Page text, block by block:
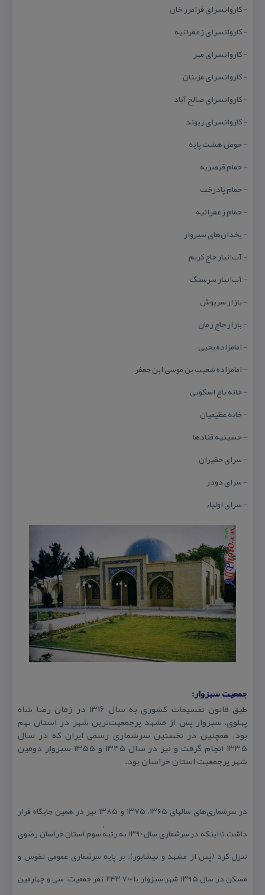
- كاروانسرای فرامرز خان
- كاروانسرای زعفرانیه
- كاروانسرای مهر
- كاروانسرای مزینان
- كاروانسرای صالح آباد
- كاروانسرای ریوند
- حوض هشت پایه
- حمام قیصریه
- حمام پادرخت
- حمام زعفرانیه
- یخدان‌های سبزوار
- آب‌انبار حاج كریم
- آب‌انبار سرسنگ
- بازار سرپوش
- بازار حاج زمان
- امامزاده یحیی
- امامزاده شعیب بن موسی ابن جعفر
- خانه باغ اسكویی
- خانه عظیمیان
- حسینیه قنادها
- سرای حقیران
- سرای دودر
- سرای اولیاء
جمعیت سبزوار:
طبق قانون تقسیمات كشوری به سال ۱۳۱۶ در زمان رضا شاه
پهلوی، سبزوار پس از مشهد پرجمعیت‌ترین شهر در استان نهم
بود. همچنین در نخستین سرشماری رسمی ایران كه در سال
۱۳۳۵ انجام گرفت و نیز در سال ۱۳۴۵ و ۱۳۵۵ سبزوار دومین
شهر پرجمعیت استان خراسان بود.
در سرشماری‌های سالهای ۱۳۶۵، ۱۳۷۵ و ۱۳۸۵ نیز در همین جایگاه قرار
داشت تا اینكه در سرشماری سال ۱۳۹۰ به رتبهٔ سوم استان خراسان رضوی
تنزل كرد (پس از مشهد و نیشابور). بر پایه سرشماری عمومی نفوس و
مسكن در سال ۱۳۹۵ شهر سبزوار با ۲۴۳٬۷۰۰ نفر جمعیت، سی و چهارمین